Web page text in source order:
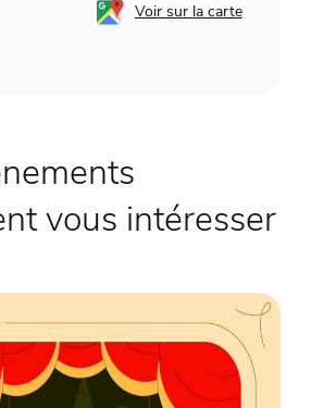
Voir sur la carte
vous intéresser